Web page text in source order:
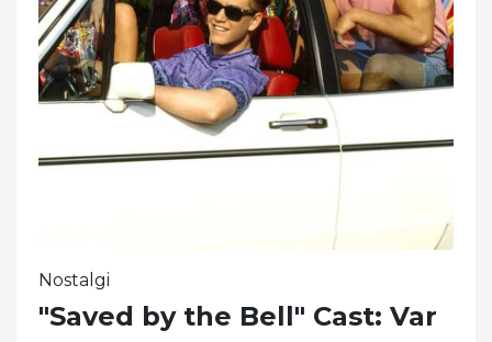
Nostalgi
"Saved by the Bell" Cast: Var